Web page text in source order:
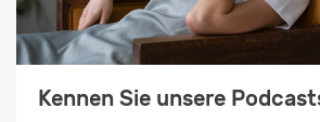
Sind Sie bereits registriert?